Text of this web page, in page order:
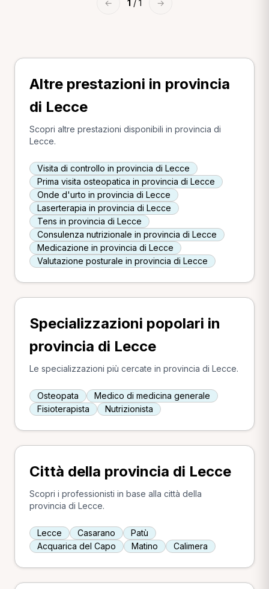
← 1 / 1 →
Altre prestazioni in provincia
di Lecce
Scopri altre prestazioni disponibili in provincia di
Lecce.
Visita di controllo in provincia di Lecce
Prima visita osteopatica in provincia di Lecce
Onde d'urto in provincia di Lecce
Laserterapia in provincia di Lecce
Tens in provincia di Lecce
Consulenza nutrizionale in provincia di Lecce
Medicazione in provincia di Lecce
Valutazione posturale in provincia di Lecce
Specializzazioni popolari in
provincia di Lecce
Le specializzazioni più cercate in provincia di Lecce.
Osteopata
Medico di medicina generale
Fisioterapista
Nutrizionista
Città della provincia di Lecce
Scopri i professionisti in base alla città della
provincia di Lecce.
Lecce Casarano
Patù
Acquarica del Capo
Matino Calimera